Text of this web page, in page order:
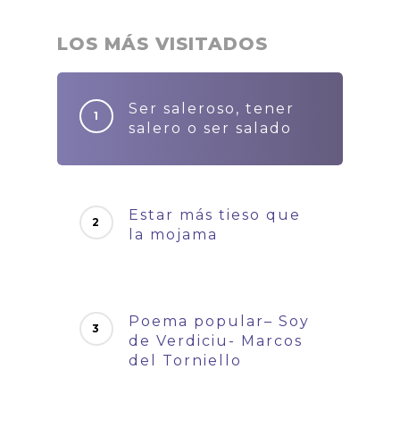
LOS MÁS VISITADOS
Ser saleroso, tener
salero o ser salado
Estar más tieso que
la mojama
Poema popular– Soy
de Verdiciu- Marcos
del Torniello